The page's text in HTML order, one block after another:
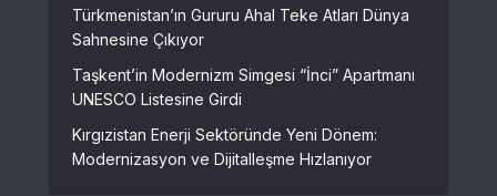
Türkmenistan’ın Gururu Ahal Teke Atları Dünya
Sahnesine Çıkıyor
Taşkent’in Modernizm Simgesi “İnci” Apartmanı
UNESCO Listesine Girdi
Kırgızistan Enerji Sektöründe Yeni Dönem:
Modernizasyon ve Dijitalleşme Hızlanıyor